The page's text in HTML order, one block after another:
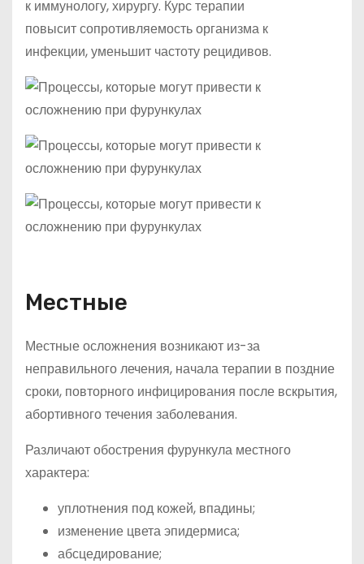
к иммунологу, хирургу. Курс терапии
повысит сопротивляемость организма к
инфекции, уменьшит частоту рецидивов.
Местные
Местные осложнения возникают из-за
неправильного лечения, начала терапии в поздние
сроки, повторного инфицирования после вскрытия,
абортивного течения заболевания.
Различают обострения фурункула местного
характера:
уплотнения под кожей, впадины;
изменение цвета эпидермиса;
абсцедирование;